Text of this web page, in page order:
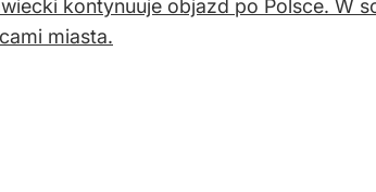
kontynuuje objazd po Polsce. W
miasta.